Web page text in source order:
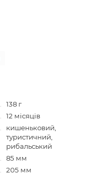
138 г
12 місяців
кишеньковий,
туристичний,
рибальський
85 мм
205 мм